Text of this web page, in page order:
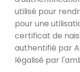
utilisé pour
pour une
certificat de
authentifié par
légalisé par